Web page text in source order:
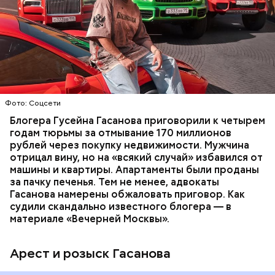
Фото: Соцсети
Блогера Гусейна Гасанова приговорили к четырем
годам тюрьмы за отмывание 170 миллионов
рублей через покупку недвижимости. Мужчина
отрицал вину, но на «всякий случай» избавился от
машины и квартиры. Апартаменты были проданы
за пачку печенья. Тем не менее, адвокаты
Гасанова намерены обжаловать приговор. Как
судили скандально известного блогера — в
материале «Вечерней Москвы».
Арест и розыск Гасанова
международный розыскблогера Гусейна Гасанова.
В его отношении возбудили уголовное дело о
неуплате налогов и легализации преступных
доходов в особо крупном размере. В тот же день
мужчину заочно арестовали.
НАЛОГИ ПОИСК ЛЮДЕЙ ДЕНЬГИ
МВД
ГАСАН ГУСЕЙНОВ
Молодого человека задержали. На первом же
допросе он признался, что планировал отравить
только отчима. Тогда следователи посчитали, что
мотивом преступления была квартира родителей,
которая в случае их смерти перешла бы сыну. Но
спустя несколько дней Миссюра заявил, что ранее
уже травил других людей.